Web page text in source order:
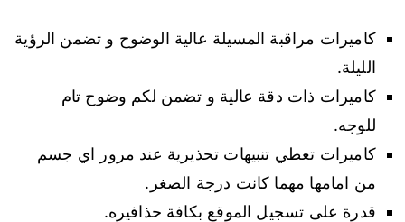
كاميرات مراقبة المسيلة عالية الوضوح و تضمن الرؤية
الليلة.
كاميرات ذات دقة عالية و تضمن لكم وضوح تام
للوجه.
كاميرات تعطي تنبيهات تحذيرية عند مرور اي جسم
من امامها مهما كانت درجة الصغر.
قدرة على تسجيل الموقع بكافة حذافيره.